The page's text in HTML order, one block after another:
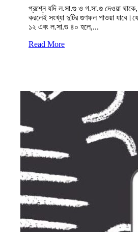
প্রশ্নে যদি ল.সা.গু ও গ.সা.গু দেওয়া
করলেই সংখ্যা দুটির গুণফল পাওয়া
১২ এবং ল.সা.গু ৪০ হলে,...
Read More